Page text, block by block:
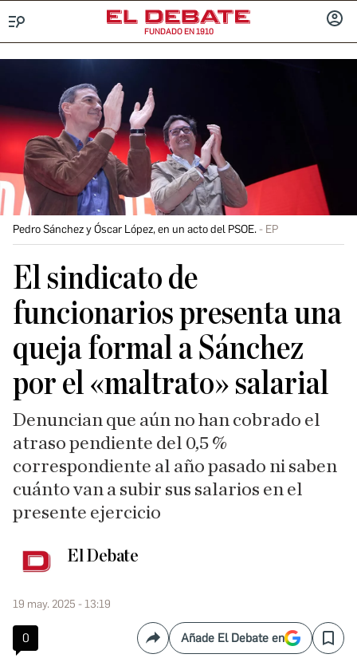
FUNDADO EN 1910
Pedro Sánchez y Óscar López, en un acto del PSOE. EP
El sindicato de
funcionarios presenta una
queja formal a Sánchez
por el «maltrato» salarial
Denuncian que aún no han cobrado el
atraso pendiente del 0,5 %
correspondiente al año pasado ni saben
cuánto van a subir sus salarios en el
presente ejercicio
El Debate
19 may. 2025 - 13:19
0 CompartirAñade El Debate en Save